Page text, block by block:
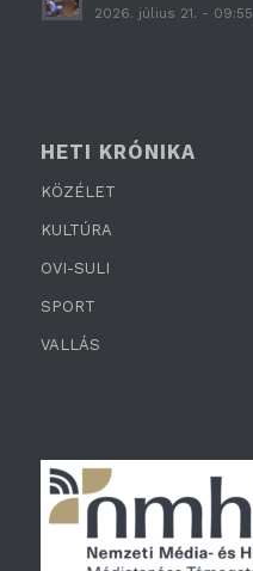
2026. július 21. - 09:55
HETI KRÓNIKA
KÖZÉLET
KULTÚRA
OVI-SULI
SPORT
VALLÁS